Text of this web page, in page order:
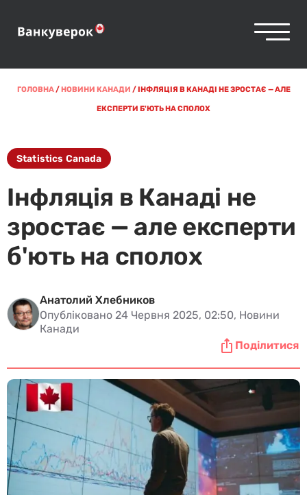
ГОЛОВНА/НОВИНИ КАНАДИ /ІНФЛЯЦІЯ В КАНАДІ НЕ ЗРОСТАЄ — АЛЕ
ЕКСПЕРТИ Б'ЮТЬ НА СПОЛОХ
Statistics Canada
Інфляція в Канаді не
зростає — але експерти
б'ють на сполох
Анатолий Хлебников
Опубліковано 24 Червня 2025, 02:50, Новини
Канади
Поділитися